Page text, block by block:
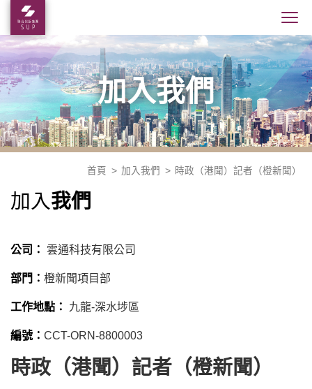
加入我們
首頁 加入我們 時政（港聞）記者（橙新聞）
加入我們
公司： 雲通科技有限公司
部門： 橙新聞項目部
工作地點： 九龍-深水埗區
編號： CCT-ORN-8800003
時政（港聞）記者（橙新聞）